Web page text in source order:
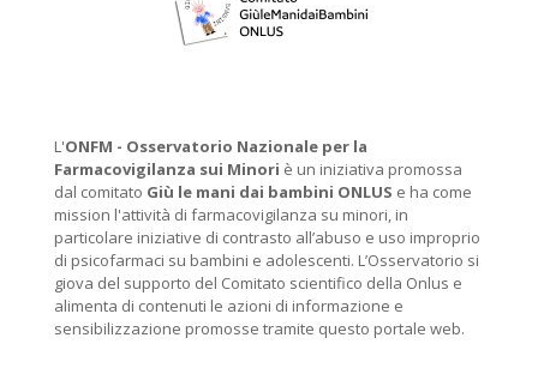
L'ONFM - Osservatorio Nazionale per la
Farmacovigilanza sui Minori è un iniziativa promossa
dal comitato Giù le mani dai bambini ONLUS e ha come
mission l'attività di farmacovigilanza su minori, in
particolare iniziative di contrasto all’abuso e uso improprio
di psicofarmaci su bambini e adolescenti. L’Osservatorio si
giova del supporto del Comitato scientifico della Onlus e
alimenta di contenuti le azioni di informazione e
sensibilizzazione promosse tramite questo portale web.